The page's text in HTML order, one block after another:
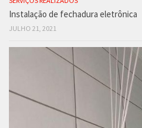
Instalação de fechadura eletrônica
JULHO 21, 2021